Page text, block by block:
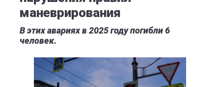
маневрирования
В этих авариях в 2025 году погибли 6
человек.